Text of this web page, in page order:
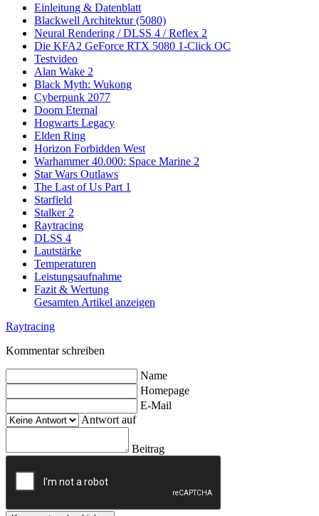
Einleitung & Datenblatt
Blackwell Architektur (5080)
Neural Rendering / DLSS 4 / Reflex 2
Die KFA2 GeForce RTX 5080 1-Click OC
Testvideo
Alan Wake 2
Black Myth: Wukong
Cyberpunk 2077
Doom Eternal
Hogwarts Legacy
Elden Ring
Horizon Forbidden West
Warhammer 40.000: Space Marine 2
Star Wars Outlaws
The Last of Us Part 1
Starfield
Stalker 2
Raytracing
DLSS 4
Lautstärke
Temperaturen
Leistungsaufnahme
Fazit & Wertung
Gesamten Artikel anzeigen
Raytracing
Kommentar schreiben
Name
Homepage
E-Mail
Antwort auf
Beitrag